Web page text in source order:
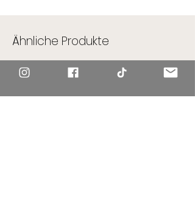
Ähnliche Produkte